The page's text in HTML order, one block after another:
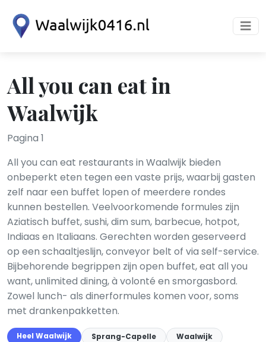
All you can eat in
Waalwijk
Pagina 1
All you can eat restaurants in Waalwijk bieden
onbeperkt eten tegen een vaste prijs, waarbij gasten
zelf naar een buffet lopen of meerdere rondes
kunnen bestellen. Veelvoorkomende formules zijn
Aziatisch buffet, sushi, dim sum, barbecue, hotpot,
Indiaas en Italiaans. Gerechten worden geserveerd
op een schaaltjeslijn, conveyor belt of via self-service.
Bijbehorende begrippen zijn open buffet, eat all you
want, unlimited dining, à volonté en smorgasbord.
Zowel lunch- als dinerformules komen voor, soms
met drankenpakketten.
Heel Waalwijk Sprang-Capelle Waalwijk